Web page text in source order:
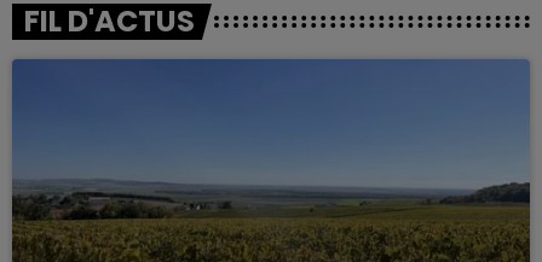
FIL D'ACTUS